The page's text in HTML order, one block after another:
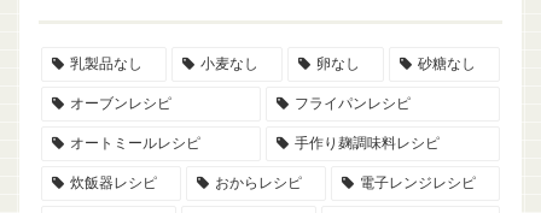
乳製品なし 小麦なし 卵なし 砂糖なし
オーブンレシピ フライパンレシピ
オートミールレシピ 手作り麹調味料レシピ
炊飯器レシピ おからレシピ 電子レンジレシピ